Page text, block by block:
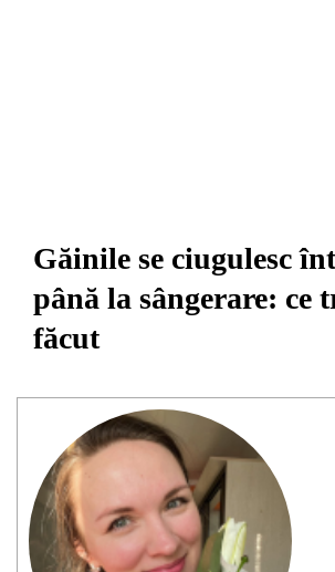
Găinile se ciugulesc
până la sângerare: ce
făcut